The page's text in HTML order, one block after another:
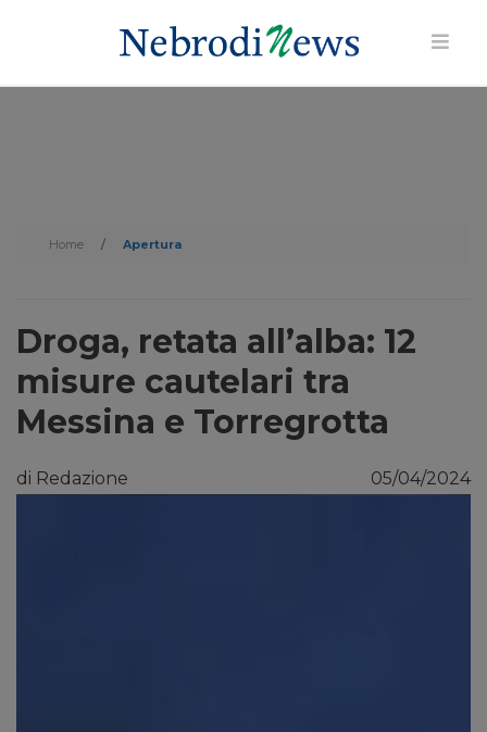
Home / Apertura
Droga, retata all’alba: 12
misure cautelari tra
Messina e Torregrotta
di Redazione 05/04/2024